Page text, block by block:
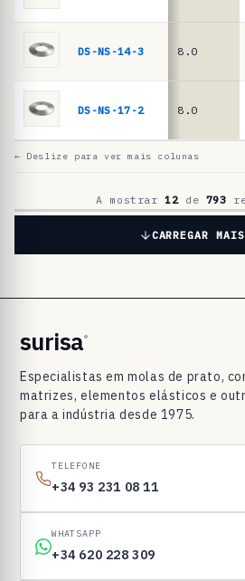
a
N
0
3
D
N
E
N
8
DS-NS-14-3 8.0
DS-NS-17-2 8.0
← Deslize para ver mais colunas
A mostrar12de 793
CARREGAR
surisa®
Especialistas em molas de prato,
matrizes, elementos elásticos e
para a indústria desde 1975.
TELEFONE
+34 93 231 08 11
WHATSAPP
+34 620 228 309